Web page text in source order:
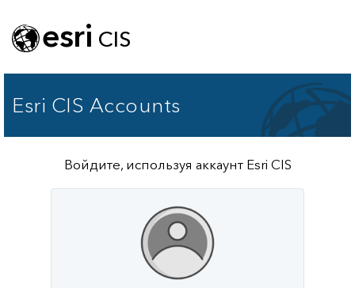
esri CIS
Esri CIS Accounts
Войдите, используя аккаунт Esri CIS